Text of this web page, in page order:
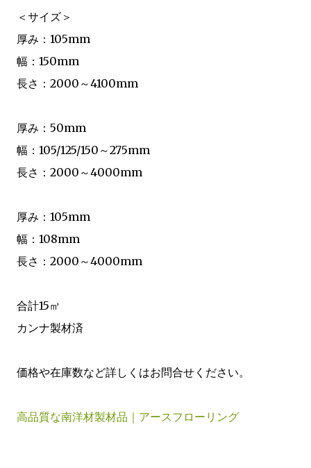
＜サイズ＞
厚み：105mm
幅：150mm
長さ：2000～4100mm
厚み：50mm
幅：105/125/150～275mm
長さ：2000～4000mm
厚み：105mm
幅：108mm
長さ：2000～4000mm
合計15㎥
カンナ製材済
価格や在庫数など詳しくはお問合せください。
高品質な南洋材製材品｜アースフローリング